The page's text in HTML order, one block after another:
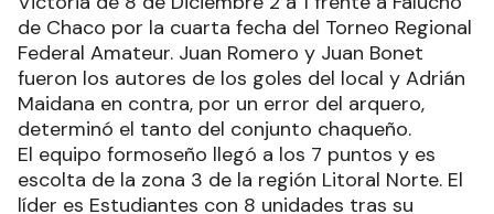
de Chaco por la cuarta fecha del Torneo Regional
Federal Amateur. Juan Romero y Juan Bonet
fueron los autores de los goles del local y Adrián
Maidana en contra, por un error del arquero,
determinó el tanto del conjunto chaqueño.
El equipo formoseño llegó a los 7 puntos y es
escolta de la zona 3 de la región Litoral Norte. El
líder es Estudiantes con 8 unidades tras su